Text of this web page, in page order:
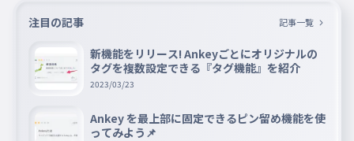
注目の記事 記事一覧
新機能をリリース! Ankeyごとにオリジナルの
タグを複数設定できる『タグ機能』を紹介
2023/03/23
Ankey を最上部に固定できるピン留め機能を使
ってみよう📌